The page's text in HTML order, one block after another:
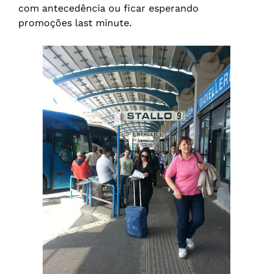
com antecedência ou ficar esperando
promoções last minute.